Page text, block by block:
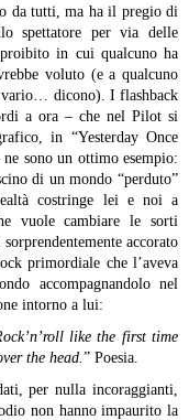
da tutti, ma ha il pregio di
spettatore per via delle
in cui qualcuno ha
voluto (e a qualcuno
vario… dicono). I flashback
a ora – che nel Pilot si
in “Yesterday Once
sono un ottimo esempio:
di un mondo “perduto”
costringe lei e noi a
vuole cambiare le sorti
accorato
primordiale che l’aveva
accompagnandolo nel
intorno a lui:
like the first time
the head. ” Poesia.
per nulla incoraggianti,
non hanno impaurito la